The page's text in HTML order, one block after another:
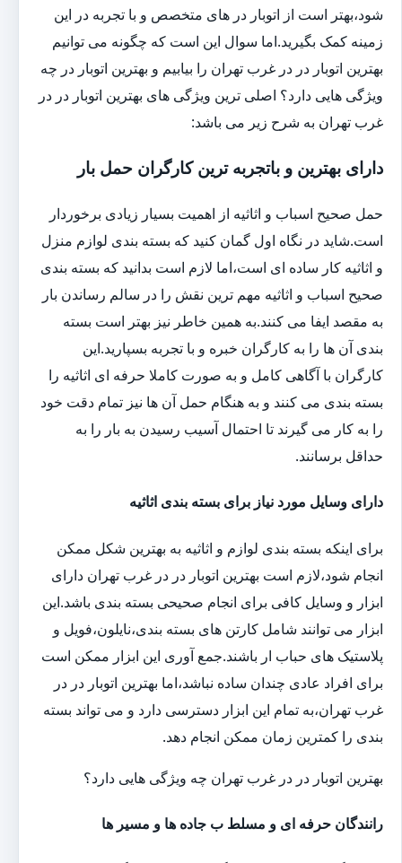
شود،بهتر است از اتوبار در های متخصص و با تجربه در این
زمینه کمک بگیرید.اما سوال این است که چگونه می توانیم
بهترین اتوبار در در غرب تهران را بیابیم و بهترین اتوبار در چه
ویژگی هایی دارد؟ اصلی ترین ویژگی های بهترین اتوبار در در
غرب تهران به شرح زیر می باشد:
دارای بهترین و باتجربه ترین کارگران حمل بار
حمل صحیح اسباب و اثاثیه از اهمیت بسیار زیادی برخوردار
است.شاید در نگاه اول گمان کنید که بسته بندی لوازم منزل
و اثاثیه کار ساده ای است،اما لازم است بدانید که بسته بندی
صحیح اسباب و اثاثیه مهم ترین نقش را در سالم رساندن بار
به مقصد ایفا می کنند.به همین خاطر نیز بهتر است بسته
بندی آن ها را به کارگران خبره و با تجربه بسپارید.این
کارگران با آگاهی کامل و به صورت کاملا حرفه ای اثاثیه را
بسته بندی می کنند و به هنگام حمل آن ها نیز تمام دقت خود
را به کار می گیرند تا احتمال آسیب رسیدن به بار را به
حداقل برسانند.
دارای وسایل مورد نیاز برای بسته بندی اثاثیه
برای اینکه بسته بندی لوازم و اثاثیه به بهترین شکل ممکن
انجام شود،لازم است بهترین اتوبار در در غرب تهران دارای
ابزار و وسایل کافی برای انجام صحیحی بسته بندی باشد.این
ابزار می توانند شامل کارتن های بسته بندی،نایلون،فویل و
پلاستیک های حباب ار باشند.جمع آوری این ابزار ممکن است
برای افراد عادی چندان ساده نباشد،اما بهترین اتوبار در در
غرب تهران،به تمام این ابزار دسترسی دارد و می تواند بسته
بندی را کمترین زمان ممکن انجام دهد.
بهترین اتوبار در در غرب تهران چه ویژگی هایی دارد؟
رانندگان حرفه ای و مسلط ب جاده ها و مسیر ها